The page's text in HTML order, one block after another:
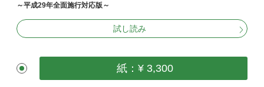
～平成29年全面施行対応版～
試し読み
紙：¥ 3,300